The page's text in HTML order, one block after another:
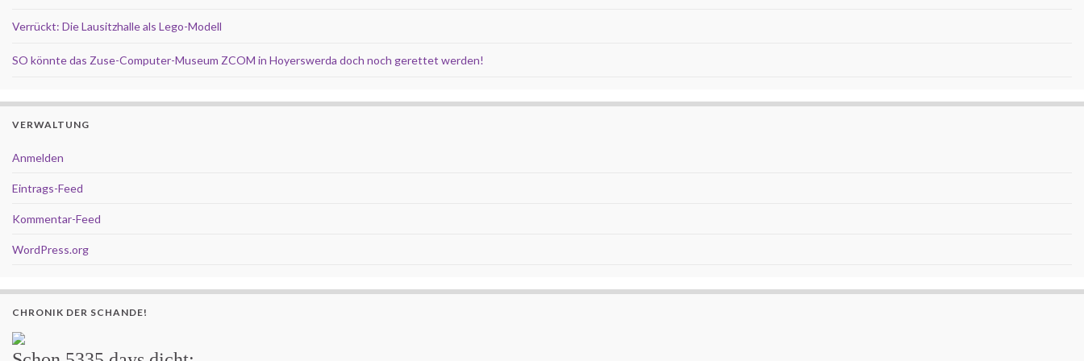
Verrückt: Die Lausitzhalle als Lego-Modell
SO könnte das Zuse-Computer-Museum ZCOM in Hoyerswerda doch noch gerettet werden!
VERWALTUNG
Anmelden
Eintrags-Feed
Kommentar-Feed
WordPress.org
CHRONIK DER SCHANDE!